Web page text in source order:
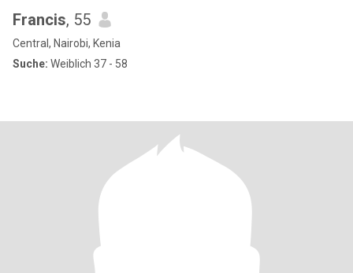
Francis, 55
Central, Nairobi, Kenia
Suche: Weiblich 37 - 58